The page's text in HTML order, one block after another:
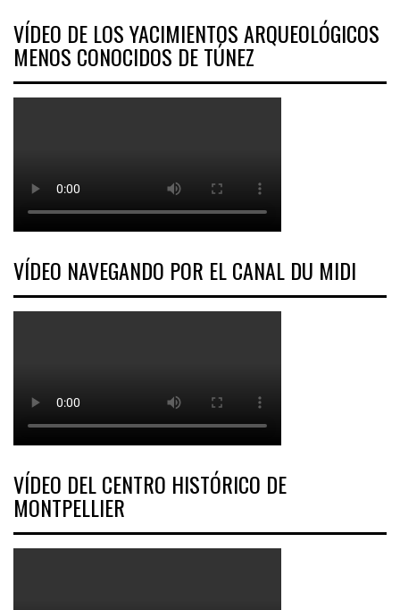
VÍDEO DE LOS YACIMIENTOS ARQUEOLÓGICOS
MENOS CONOCIDOS DE TÚNEZ
VÍDEO NAVEGANDO POR EL CANAL DU MIDI
VÍDEO DEL CENTRO HISTÓRICO DE
MONTPELLIER